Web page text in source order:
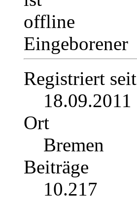
Eingeborener
Registriert seit
18.09.2011
Ort
Bremen
Beiträge
10.217